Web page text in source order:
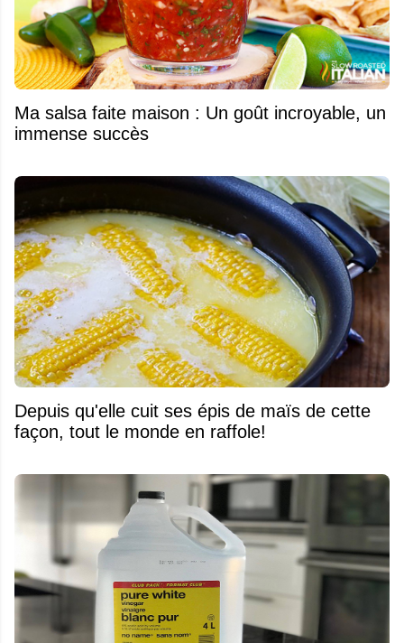
Ma salsa faite maison : Un goût incroyable, un
immense succès
Depuis qu'elle cuit ses épis de maïs de cette
façon, tout le monde en raffole!